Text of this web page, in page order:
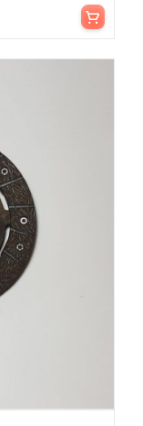
Aggiungi al carrello